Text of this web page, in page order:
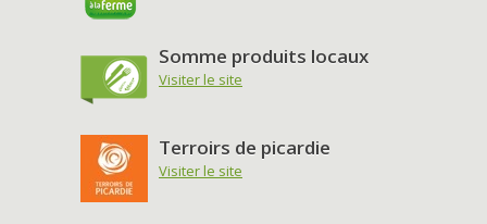
Somme produits locaux
Visiter le site
Terroirs de picardie
Visiter le site